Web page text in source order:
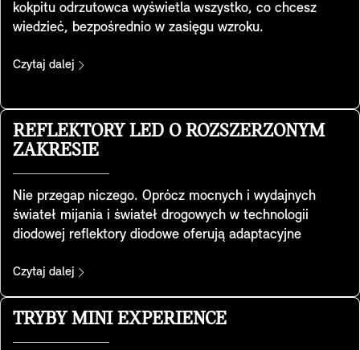
kokpitu odrzutowca wyświetla wszystko, co chcesz
wiedzieć, bezpośrednio w zasięgu wzroku.
kluczowe dane, takie jak prędkość jazdy, mapy, funkcje
inforozrywki. Wyraźny jak nigdy dotąd, zapewnia
doskonałą jakość obrazu nawet w bardzo jasnym
otoczeniu. Wysokość i jasność można regulować, a
również do wybranego trybu MINI Experience, dzięki
czemu możesz cieszyć się spójnym doświadczeniem.
Czytaj dalej
REFLEKTORY LED O ROZSZERZONYM
ZAKRESIE
Nie przegap niczego. Oprócz mocnych i wydajnych
świateł mijania i świateł drogowych w technologii
diodowej reflektory diodowe oferują adaptacyjne
zapewniając lepszą widoczność obszaru za zakrętem –
w ruchu miejskim, pozamiejskim i autostradowym, a
także przy złej pogodzie. W menu świateł do wyboru są
Czytaj dalej
TRYBY MINI EXPERIENCE